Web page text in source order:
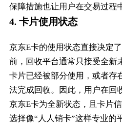
保障措施也让用户在交易过程
4. 卡片使用状态
京东E卡的使用状态直接决定
前，回收平台通常只接受全新
卡片已经被部分使用，或者存
法完成回收。因此，用户在回
京东E卡为全新状态，且卡片信
选择像“人人销卡”这样专业的